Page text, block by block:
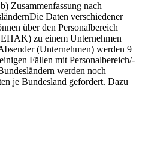
Zusammenfassung nach
Daten verschiedener
über den Personalbereich
zu einem Unternehmen
(Unternehmen) werden 9
Fällen mit Personalbereich/-
werden noch
je Bundesland gefordert. Dazu